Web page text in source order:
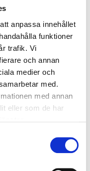
anpassa innehållet
funktioner
trafik. Vi
och annan
medier och
med.
med annan
eller som de har
genom att öppna
kan hållas stängda.
i hemmet
få en bättre
luftflöde så är en